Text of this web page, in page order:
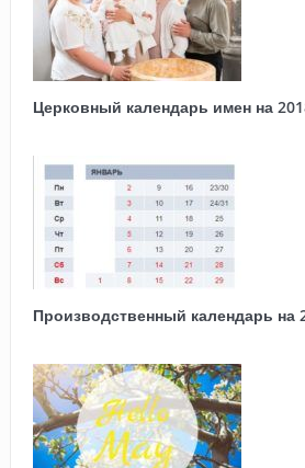
Церковный календарь имен на
Производственный календарь на